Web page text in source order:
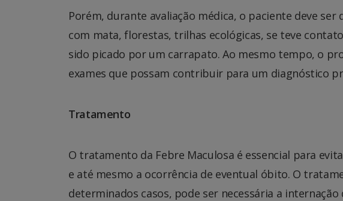
Porém, durante avaliação médica, o paciente deve
com mata, florestas, trilhas ecológicas, se teve
sido picado por um carrapato. Ao mesmo tempo, o
exames que possam contribuir para um diagnóstico
Tratamento
O tratamento da Febre Maculosa é essencial para
e até mesmo a ocorrência de eventual óbito. O
determinados casos, pode ser necessária a internação